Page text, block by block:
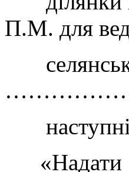
П.М. для
«Надати